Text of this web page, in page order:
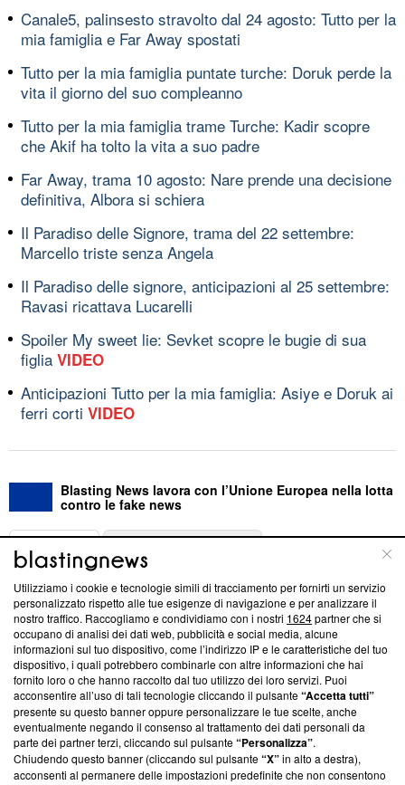
Canale5, palinsesto stravolto dal 24 agosto: Tutto per la
mia famiglia e Far Away spostati
Tutto per la mia famiglia puntate turche: Doruk perde la
vita il giorno del suo compleanno
Tutto per la mia famiglia trame Turche: Kadir scopre
che Akif ha tolto la vita a suo padre
Far Away, trama 10 agosto: Nare prende una decisione
definitiva, Albora si schiera
Il Paradiso delle Signore, trama del 22 settembre:
Marcello triste senza Angela
Il Paradiso delle signore, anticipazioni al 25 settembre:
Ravasi ricattava Lucarelli
Spoiler My sweet lie: Sevket scopre le bugie di sua
figlia VIDEO
Anticipazioni Tutto per la mia famiglia: Asiye e Doruk ai
ferri corti VIDEO
Blasting News lavora con l’Unione Europea nella lotta
contro le fake news
ABOUT
Questa sezione offre informazioni trasparenti su Blasting
News, sui nostri processi editoriali e su come ci impegniamo a
creare news di qualità. Inoltre, afferma la nostra aderenza a
‘Trust Project - News with Integrity’Blasting News non è
ancora membro del programma, ma ha richiesto di farne
parte; Trust Project non ha ancora effettuato una verifica di
conformità agli standard.
Su di noi
Team editoriale
Utilizziamo i cookie e tecnologie simili di tracciamento per fornirti un servizio
personalizzato rispetto alle tue esigenze di navigazione e per analizzare il
nostro traffico. Raccogliamo e condividiamo con i nostri 1624partner che si
occupano di analisi dei dati web, pubblicità e social media, alcune
informazioni sul tuo dispositivo, come l’indirizzo IP e le caratteristiche del tuo
dispositivo, i quali potrebbero combinarle con altre informazioni che hai
fornito loro o che hanno raccolto dal tuo utilizzo dei loro servizi. Puoi
acconsentire all’uso di tali tecnologie cliccando il pulsante“Accetta tutti”
presente su questo banner oppure personalizzare le tue scelte, anche
eventualmente negando il consenso al trattamento dei dati personali da
parte dei partner terzi, cliccando sul pulsante“Personalizza”.
Chiudendo questo banner (cliccando sul pulsante“X”in alto a destra),
acconsenti al permanere delle impostazioni predefinite che non consentono